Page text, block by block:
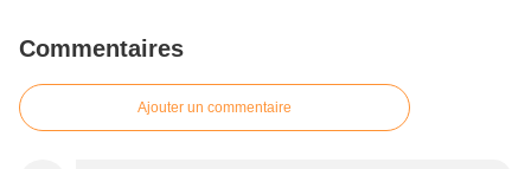
Commentaires
Ajouter un commentaire